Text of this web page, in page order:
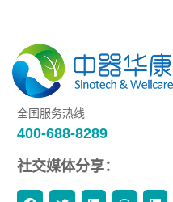
全国服务热线
400-688-8289
社交媒体分享：